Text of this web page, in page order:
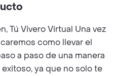
Tú Vivero Virtual Una vez
como llevar el
a paso de una manera
ya que no solo te